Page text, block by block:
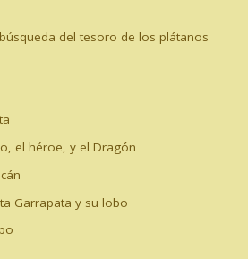
del tesoro de los plátanos
el héroe, y el Dragón
Garrapata y su lobo